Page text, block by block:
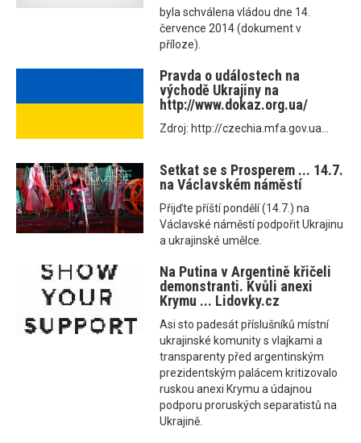
byla schválena vládou dne 14.
července 2014 (dokument v
příloze).
Pravda o událostech na
východě Ukrajiny na
http://www.dokaz.org.ua/
Zdroj: http://czechia.mfa.gov.ua...
Setkat se s Prosperem ... 14.7.
na Václavském náměstí
Přijďte příští pondělí (14.7.) na
Václavské náměstí podpořit Ukrajinu
a ukrajinské umělce.
Na Putina v Argentině křičeli
demonstranti. Kvůli anexi
Krymu ... Lidovky.cz
Asi sto padesát příslušníků místní
ukrajinské komunity s vlajkami a
transparenty před argentinským
prezidentským palácem kritizovalo
ruskou anexi Krymu a údajnou
podporu proruských separatistů na
Ukrajině.